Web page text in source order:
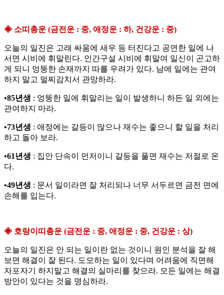
◈ 소띠총운 (금전운 : 중, 애정운 : 하, 건강운 : 중)
오늘의 일진은 고래 싸움에 새우 등 터진다고 공연한 일에 나
서면 시비에 휘말린다. 인간구설 시비에 휘말여 일신이 곤고하
게 되니 엉뚱한 손재까지 따를 우려가 있다. 남에 일에는 관여
하지 말고 멀찌감치서 관망하라.
•85년생 : 엉뚱한 일에 휘말리는 일이 발생하니 하든 일 외에는
관여하지 마라.
•73년생 : 애정에는 갈등이 많으나 재수는 좋으니 할 일을 처리
하고 돌아 보라.
•61년생 : 집안 단속이 먼저이니 갈등을 풀면 재수는 저절로 온
다.
•49년생 : 문서 일이라면 잘 처리되나 너무 서두르면 금전 면에
손해를 입는다.
◈ 호랑이띠총운 (금전운 : 중, 애정운 : 중, 건강운 : 상)
오늘의 일진은 안 되는 일이란 없는 것이니 원인 분석을 잘 해
보면 해결이 잘 된다. 도모하는 일이 있다며 어려움에 직면해
자포자기 하지말고 해결의 실마리를 찾으라. 모든 일에는 해결
방안이 있다는 것을 명심하라.